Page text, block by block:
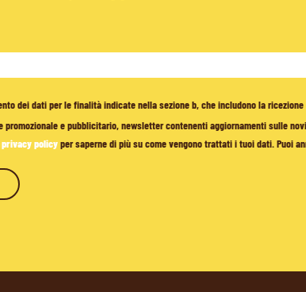
dei dati per le finalità indicate nella sezione b, che includono la
promozionale e pubblicitario, newsletter contenenti aggiornamenti sulle
privacy policyper saperne di più su come vengono trattati i tuoi dati. Puoi